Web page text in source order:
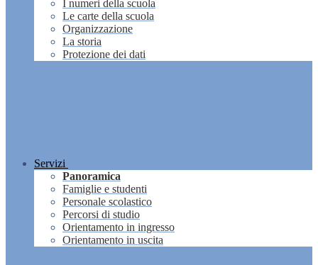
I numeri della scuola
Le carte della scuola
Organizzazione
La storia
Protezione dei dati
Servizi
Panoramica
Famiglie e studenti
Personale scolastico
Percorsi di studio
Orientamento in ingresso
Orientamento in uscita